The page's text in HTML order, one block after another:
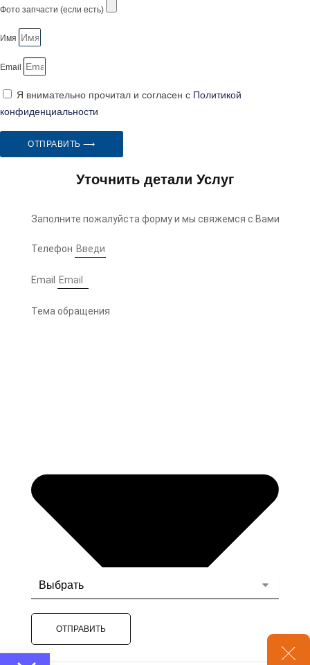
Фото запчасти (если есть)
Имя
Email
Я внимательно прочитал и согласен с Политикой
конфиденциальности
ОТПРАВИТЬ ⟶
Уточнить детали Услуг
Заполните пожалуйста форму и мы свяжемся с Вами
Телефон
Email
Тема обращения
ОТПРАВИТЬ